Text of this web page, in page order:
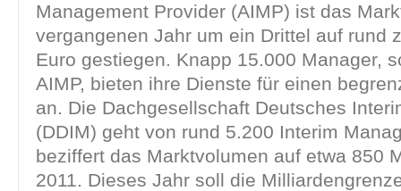
Management Provider (AIMP) ist das
vergangenen Jahr um ein Drittel auf rund
Euro gestiegen. Knapp 15.000 Manager,
AIMP, bieten ihre Dienste für einen
an. Die Dachgesellschaft Deutsches
(DDIM) geht von rund 5.200 Interim
beziffert das Marktvolumen auf etwa 850
2011. Dieses Jahr soll die